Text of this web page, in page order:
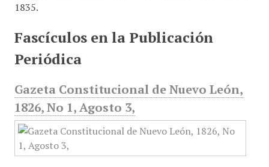
1835.
Fascículos en la Publicación
Periódica
Gazeta Constitucional de Nuevo León,
1826, No 1, Agosto 3,